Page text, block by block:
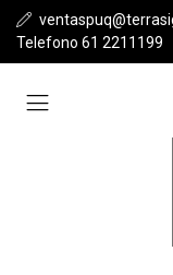
Telefono 61 2211199